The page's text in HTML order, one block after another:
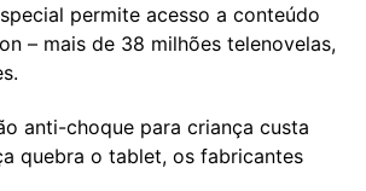
permite acesso a conteúdo
– mais de 38 milhões telenovelas,
anti-choque para criança custa
quebra o tablet, os fabricantes